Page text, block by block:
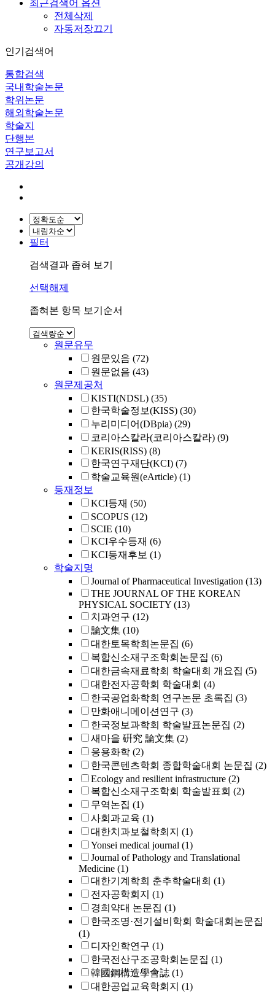
최근검색어 옵션
전체삭제
자동저장끄기
인기검색어
통합검색
국내학술논문
학위논문
해외학술논문
학술지
단행본
연구보고서
공개강의
필터
검색결과 좁혀 보기
선택해제
좁혀본 항목 보기순서
원문유무
원문있음 (72)
원문없음 (43)
원문제공처
KISTI(NDSL) (35)
한국학술정보(KISS) (30)
누리미디어(DBpia) (29)
코리아스칼라(코리아스칼라) (9)
KERIS(RISS) (8)
한국연구재단(KCI) (7)
학술교육원(eArticle) (1)
등재정보
KCI등재 (50)
SCOPUS (12)
SCIE (10)
KCI우수등재 (6)
KCI등재후보 (1)
학술지명
Journal of Pharmaceutical Investigation (13)
THE JOURNAL OF THE KOREAN
PHYSICAL SOCIETY (13)
치과연구 (12)
論文集 (10)
대한토목학회논문집 (6)
복합신소재구조학회논문집 (6)
대한금속재료학회 학술대회 개요집 (5)
대한전자공학회 학술대회 (4)
한국공업화학회 연구논문 초록집 (3)
만화애니메이션연구 (3)
한국정보과학회 학술발표논문집 (2)
새마을 硏究 論文集 (2)
응용화학 (2)
한국콘텐츠학회 종합학술대회 논문집 (2)
Ecology and resilient infrastructure (2)
복합신소재구조학회 학술발표회 (2)
무역논집 (1)
사회과교육 (1)
대한치과보철학회지 (1)
Yonsei medical journal (1)
Journal of Pathology and Translational
Medicine (1)
대한기계학회 춘추학술대회 (1)
전자공학회지 (1)
경희약대 논문집 (1)
한국조명·전기설비학회 학술대회논문집
(1)
디자인학연구 (1)
한국전산구조공학회논문집 (1)
韓國鋼構造學會誌 (1)
대한공업교육학회지 (1)